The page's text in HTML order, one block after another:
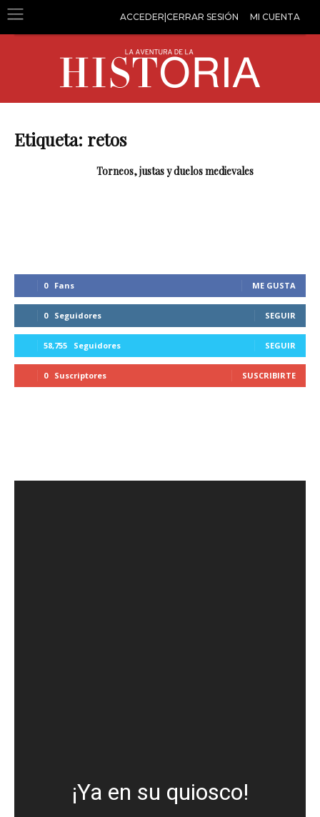
ACCEDER|CERRAR SESIÓN MI CUENTA
Etiqueta: retos
Torneos, justas y duelos medievales
0 Fans ME GUSTA
0 Seguidores SEGUIR
58,755 Seguidores SEGUIR
0 Suscriptores SUSCRIBIRTE
¡Ya en su quiosco!